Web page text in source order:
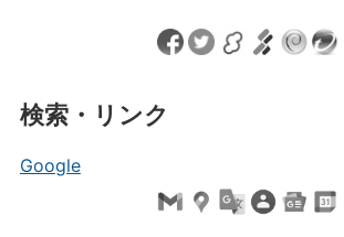
検索・リンク
Google